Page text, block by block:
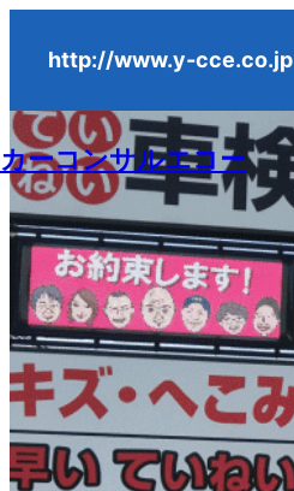
ス
キ
ッ
プ
http://www.y-cce.co.jp
カーコンサルエコー